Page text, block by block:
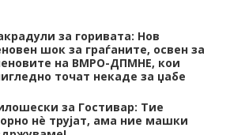
за горивата: Нов
шок за граѓаните, освен за
на ВМРО-ДПМНЕ, кои
точат некаде за џабе
за Гостивар: Тие
нѐ трујат, ама ние машки